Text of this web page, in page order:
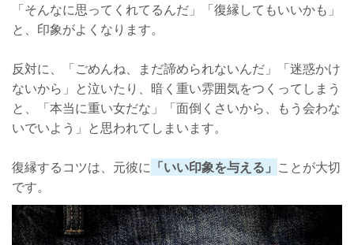
「そんなに思ってくれてるんだ」「復縁してもいいかも」
と、印象がよくなります。
反対に、「ごめんね、まだ諦められないんだ」「迷惑かけ
ないから」と泣いたり、暗く重い雰囲気をつくってしまう
と、「本当に重い女だな」「面倒くさいから、もう会わな
いでいよう」と思われてしまいます。
復縁するコツは、元彼に 「いい印象を与える」 ことが大切
です。